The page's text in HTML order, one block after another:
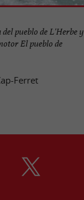
del pueblo de L'Herbe y
El pueblo de
Ferret